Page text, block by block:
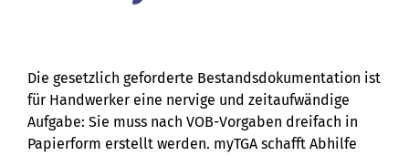
Die gesetzlich geforderte Bestandsdokumentation ist
für Handwerker eine nervige und zeitaufwändige
Aufgabe: Sie muss nach VOB-Vorgaben dreifach in
Papierform erstellt werden. myTGA schafft Abhilfe